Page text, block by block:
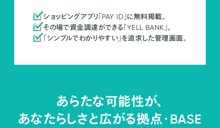
ショッピングアプリ「PAY ID」に無料掲載。
その場で資金調達ができる「YELL BANK」。
「シンプルでわかりやすい」を追求した管理画面。
あらたな可能性が、
あなたらしさと広がる拠点・BASE